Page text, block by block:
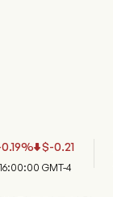
% $-0.21
GMT-4